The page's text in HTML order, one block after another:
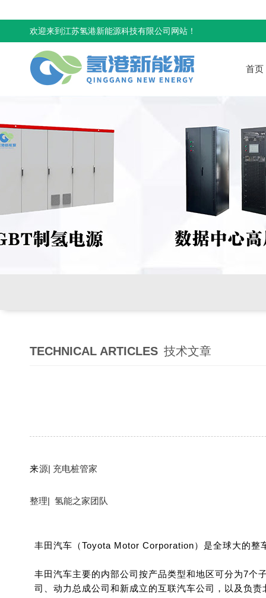
欢迎来到江苏氢港新能源科技有限公司网站！
首页
TECHNICAL ARTICLES 技术文章
来源| 充电桩管家
整理| 氢能之家团队
丰田汽车（Toyota Motor Corporation）是全球大的整
丰田汽车主要的内部公司按产品类型和地区可分为7个
司、动力总成公司和新成立的互联汽车公司，以及负